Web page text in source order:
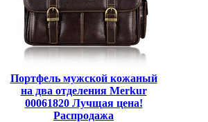
Портфель мужской кожаный
на два отделения Merkur
00061820 Лучщая цена!
Распродажа